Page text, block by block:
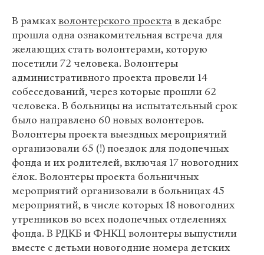
В рамкахволонтерского проекта в декабре
прошла одна ознакомительная встреча для
желающих стать волонтерами, которую
посетили 72 человека. Волонтеры
административного проекта провели 14
собеседований, через которые прошли 62
человека. В больницы на испытательный срок
было направлено 60 новых волонтеров.
Волонтеры проекта выездных мероприятий
организовали 65 (!) поездок для подопечных
фонда и их родителей, включая 17 новогодних
ёлок. Волонтеры проекта больничных
мероприятий организовали в больницах 45
мероприятий, в числе которых 18 новогодних
утренников во всех подопечных отделениях
фонда. В РДКБ и ФНКЦ волонтеры выпустили
вместе с детьми новогодние номера детских